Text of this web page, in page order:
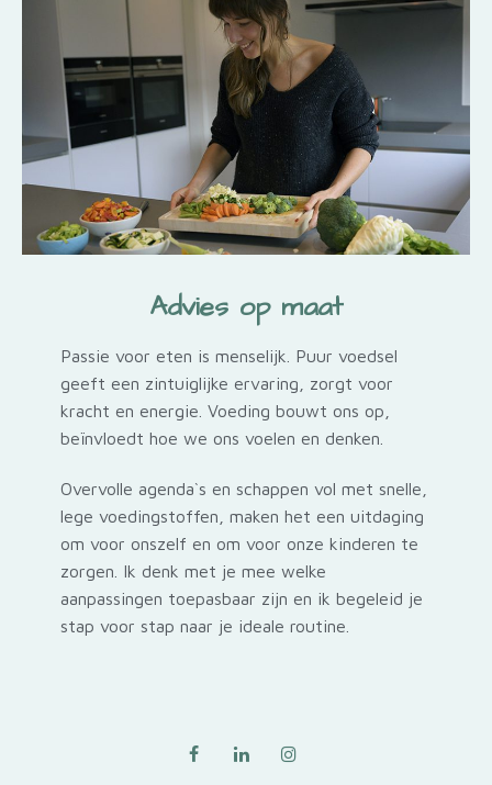
Advies op maat
Passie voor eten is menselijk. Puur voedsel
geeft een zintuiglijke ervaring, zorgt voor
kracht en energie. Voeding bouwt ons op,
beïnvloedt hoe we ons voelen en denken.
Overvolle agenda`s en schappen vol met snelle,
lege voedingstoffen, maken het een uitdaging
om voor onszelf en om voor onze kinderen te
zorgen. Ik denk met je mee welke
aanpassingen toepasbaar zijn en ik begeleid je
stap voor stap naar je ideale routine.